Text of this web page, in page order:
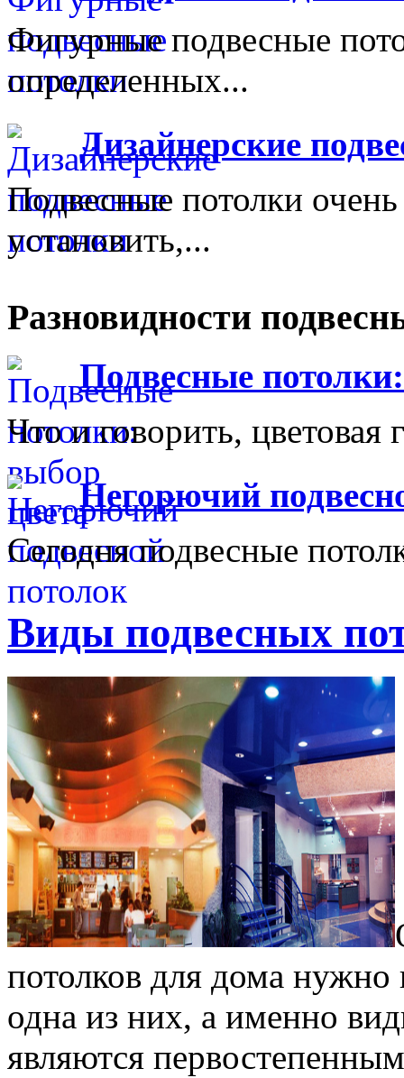
Фигурные подвесные
определенных...
Дизайнерские
Подвесные потолки
установить,...
Разновидности
Подвесные
Что и говорить,
Негорючий
Сегодня подвесные
Виды подвесных
потолков для дома нужно
одна из них, а именно
являются